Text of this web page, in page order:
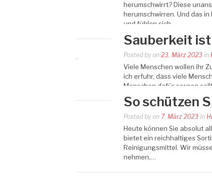
herumschwirrt? Diese
herumschwirren. Und das
und fühlen sich…
Sauberkeit
Posted by on 23. März 2023 in
Viele Menschen wollen ihr
ich erfuhr, dass viele
Menschen dafür sorgen
So schützen
Posted by on 7. März 2023 in
Heute können Sie absolut
bietet ein reichhaltiges
Reinigungsmittel. Wir
nehmen,…